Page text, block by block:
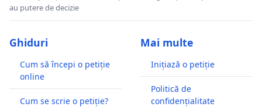
au putere de decizie
Ghiduri
Cum să începi o petiție
online
Cum se scrie o petiție?
Mai multe
Inițiază o petiție
Politică de
confidențialitate